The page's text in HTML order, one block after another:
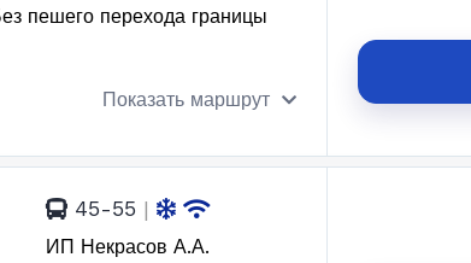
пешего перехода границы
Показать маршрут
45-55 |
ИП Некрасов А.А.